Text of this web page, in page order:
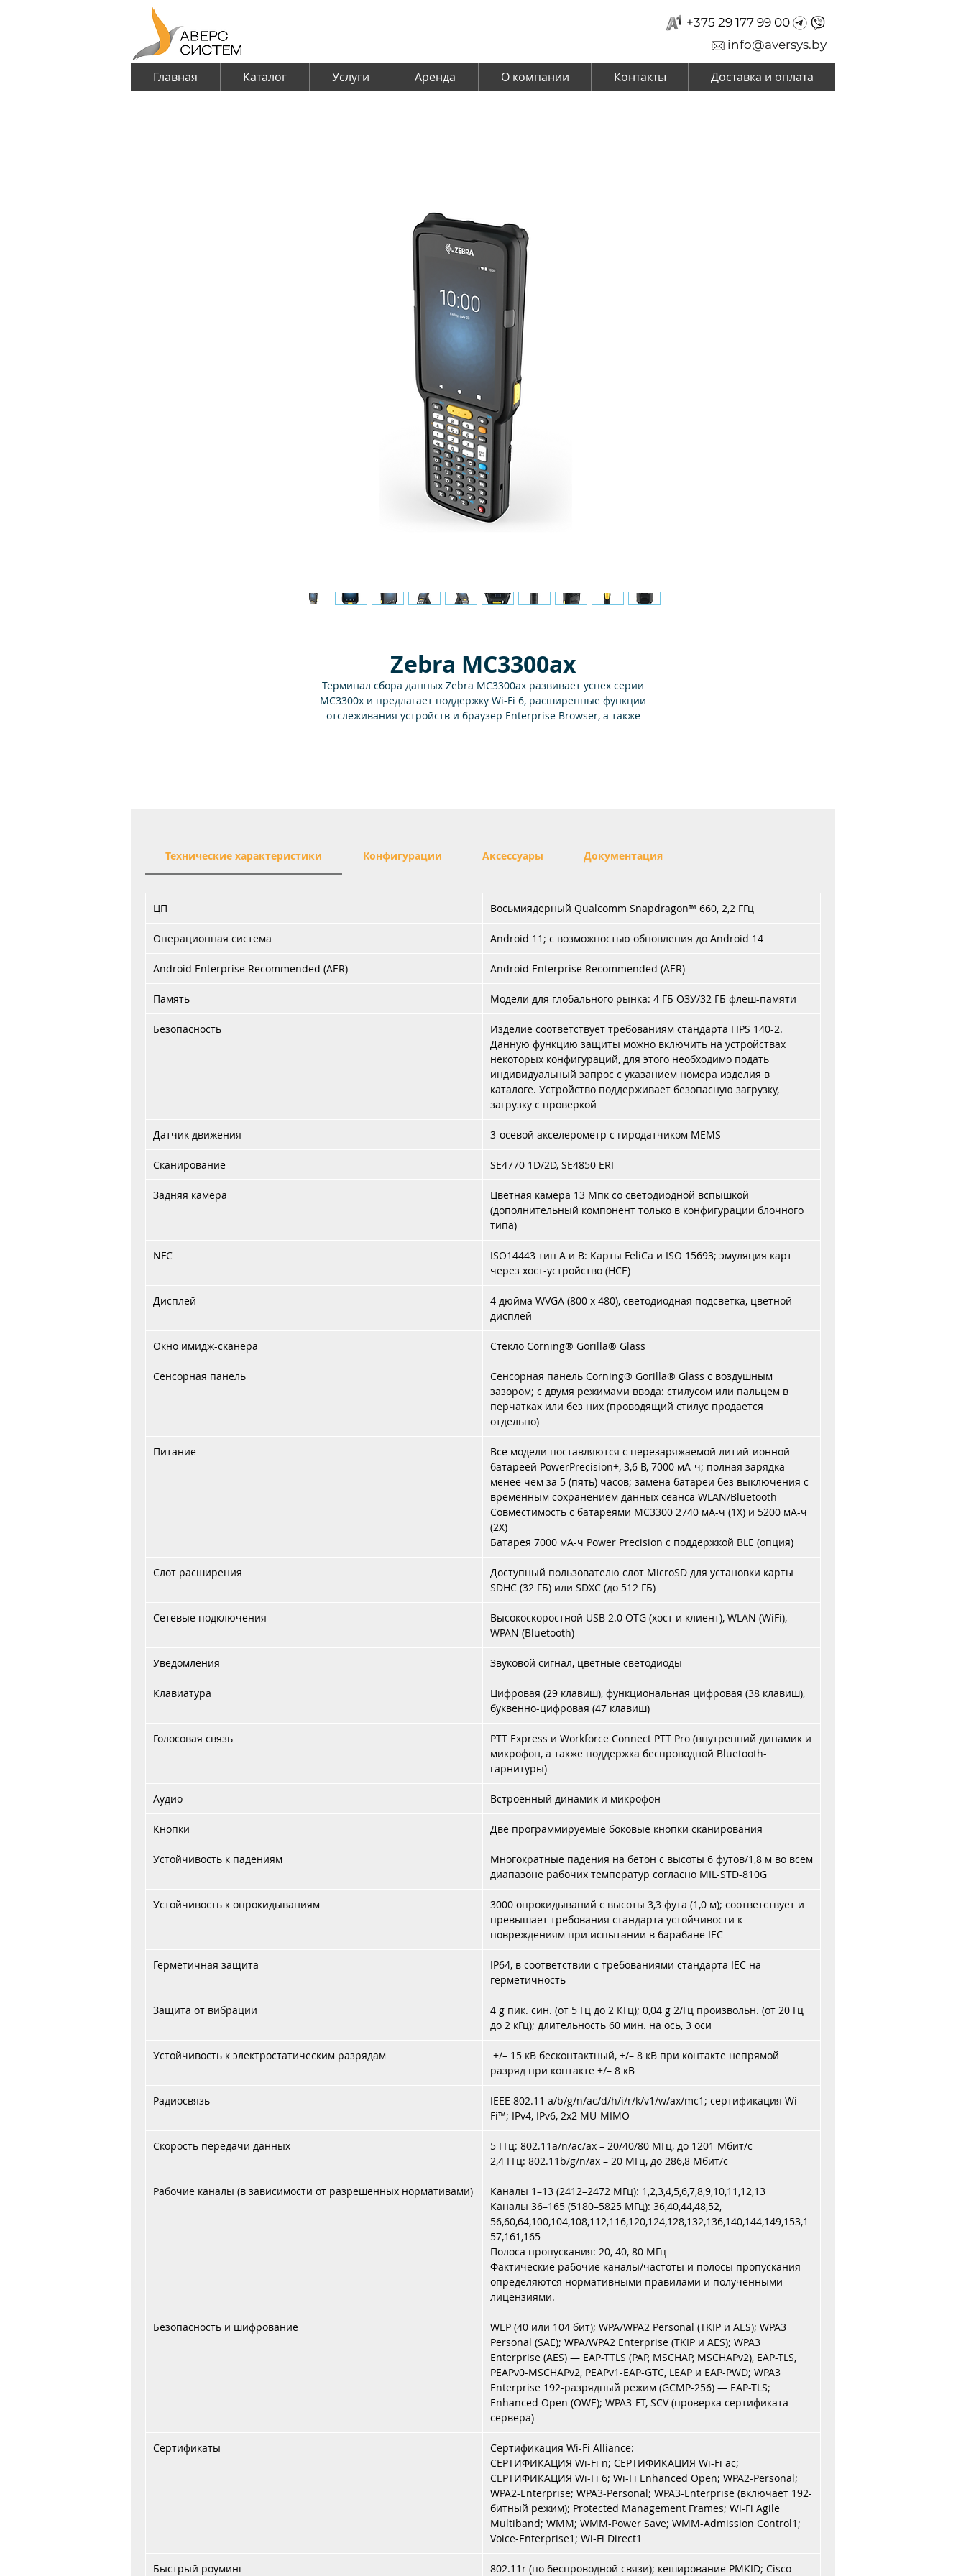
+375 29 177 99 00
info@aversys.by
Главная Каталог Услуги Аренда О компании Контакты Доставка и оплата
Zebra MC3300ax
Терминал сбора данных Zebra MC3300ax развивает успех серии
MC3300x и предлагает поддержку Wi-Fi 6, расширенные функции
отслеживания устройств и браузер Enterprise Browser, а также
Технические характеристики Конфигурации Аксессуары Документация
ЦП Восьмиядерный Qualcomm Snapdragon™ 660, 2,2 ГГц
Операционная система Android 11; с возможностью обновления до Android 14
Android Enterprise Recommended (AER) Android Enterprise Recommended (AER)
Память Модели для глобального рынка: 4 ГБ ОЗУ/32 ГБ флеш-памяти
Безопасность
Изделие соответствует требованиям стандарта FIPS 140-2.
Данную функцию защиты можно включить на устройствах
некоторых конфигураций, для этого необходимо подать
индивидуальный запрос с указанием номера изделия в
каталоге. Устройство поддерживает безопасную загрузку,
загрузку с проверкой
Датчик движения 3-осевой акселерометр с гиродатчиком MEMS
Сканирование SE4770 1D/2D, SE4850 ERI
Задняя камера
Цветная камера 13 Мпк со светодиодной вспышкой
(дополнительный компонент только в конфигурации блочного
типа)
NFC
ISO14443 тип A и B: Карты FeliCa и ISO 15693; эмуляция карт
через хост-устройство (HCE)
Дисплей
4 дюйма WVGA (800 x 480), светодиодная подсветка, цветной
дисплей
Окно имидж-сканера Стекло Corning® Gorilla® Glass
Сенсорная панель
Сенсорная панель Corning® Gorilla® Glass с воздушным
зазором; с двумя режимами ввода: стилусом или пальцем в
перчатках или без них (проводящий стилус продается
отдельно)
Питание
Все модели поставляются с перезаряжаемой литий-ионной
батареей PowerPrecision+, 3,6 В, 7000 мА-ч; полная зарядка
менее чем за 5 (пять) часов; замена батареи без выключения с
временным сохранением данных сеанса WLAN/Bluetooth
Совместимость с батареями MC3300 2740 мА-ч (1X) и 5200 мА-ч
(2X)
Батарея 7000 мА-ч Power Precision с поддержкой BLE (опция)
Слот расширения
Доступный пользователю слот MicroSD для установки карты
SDHC (32 ГБ) или SDXC (до 512 ГБ)
Сетевые подключения
Высокоскоростной USB 2.0 OTG (хост и клиент), WLAN (WiFi),
WPAN (Bluetooth)
Уведомления Звуковой сигнал, цветные светодиоды
Клавиатура
Цифровая (29 клавиш), функциональная цифровая (38 клавиш),
буквенно-цифровая (47 клавиш)
Голосовая связь
PTT Express и Workforce Connect PTT Pro (внутренний динамик и
микрофон, а также поддержка беспроводной Bluetooth-
гарнитуры)
Аудио Встроенный динамик и микрофон
Кнопки Две программируемые боковые кнопки сканирования
Устойчивость к падениям
Многократные падения на бетон с высоты 6 футов/1,8 м во всем
диапазоне рабочих температур согласно MIL-STD-810G
Устойчивость к опрокидываниям
3000 опрокидываний с высоты 3,3 фута (1,0 м); соответствует и
превышает требования стандарта устойчивости к
повреждениям при испытании в барабане IEC
Герметичная защита
IP64, в соответствии с требованиями стандарта IEC на
герметичность
Защита от вибрации
4 g пик. син. (от 5 Гц до 2 КГц); 0,04 g 2/Гц произвольн. (от 20 Гц
до 2 кГц); длительность 60 мин. на ось, 3 оси
Устойчивость к электростатическим разрядам
+/– 15 кВ бесконтактный, +/– 8 кВ при контакте непрямой
разряд при контакте +/– 8 кВ
Радиосвязь
IEEE 802.11 a/b/g/n/ac/d/h/i/r/k/v1/w/ax/mc1; сертификация Wi-
Fi™; IPv4, IPv6, 2x2 MU-MIMO
Скорость передачи данных
5 ГГц: 802.11a/n/ac/ax – 20/40/80 МГц, до 1201 Мбит/с
2,4 ГГц: 802.11b/g/n/ax – 20 МГц, до 286,8 Мбит/с
Рабочие каналы (в зависимости от разрешенных нормативами)
Каналы 1–13 (2412–2472 МГц): 1,2,3,4,5,6,7,8,9,10,11,12,13
Каналы 36–165 (5180–5825 МГц): 36,40,44,48,52,
56,60,64,100,104,108,112,116,120,124,128,132,136,140,144,149,153,1
57,161,165
Полоса пропускания: 20, 40, 80 МГц
Фактические рабочие каналы/частоты и полосы пропускания
определяются нормативными правилами и полученными
лицензиями.
Безопасность и шифрование
WEP (40 или 104 бит); WPA/WPA2 Personal (TKIP и AES); WPA3
Personal (SAE); WPA/WPA2 Enterprise (TKIP и AES); WPA3
Enterprise (AES) — EAP-TTLS (PAP, MSCHAP, MSCHAPv2), EAP-TLS,
PEAPv0-MSCHAPv2, PEAPv1-EAP-GTC, LEAP и EAP-PWD; WPA3
Enterprise 192-разрядный режим (GCMP-256) — EAP-TLS;
Enhanced Open (OWE); WPA3-FT, SCV (проверка сертификата
сервера)
Сертификаты
Сертификация Wi-Fi Alliance:
СЕРТИФИКАЦИЯ Wi-Fi n; СЕРТИФИКАЦИЯ Wi-Fi ac;
СЕРТИФИКАЦИЯ Wi-Fi 6; Wi-Fi Enhanced Open; WPA2-Personal;
WPA2-Enterprise; WPA3-Personal; WPA3-Enterprise (включает 192-
битный режим); Protected Management Frames; Wi-Fi Agile
Multiband; WMM; WMM-Power Save; WMM-Admission Control1;
Voice-Enterprise1; Wi-Fi Direct1
Быстрый роуминг 802.11r (по беспроводной связи); кеширование PMKID; Cisco